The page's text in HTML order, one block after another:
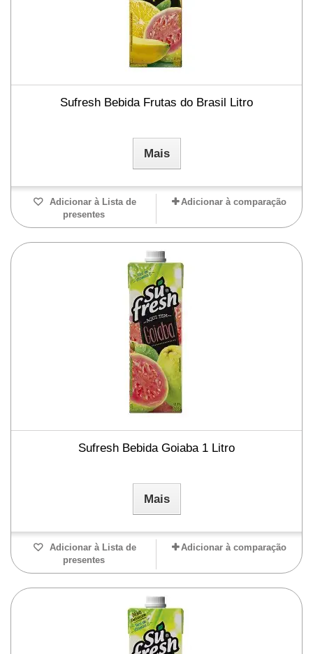
Sufresh Bebida Frutas do Brasil Litro
Mais
Adicionar à Lista de
presentes
Adicionar à comparação
Sufresh Bebida Goiaba 1 Litro
Mais
Adicionar à Lista de
presentes
Adicionar à comparação